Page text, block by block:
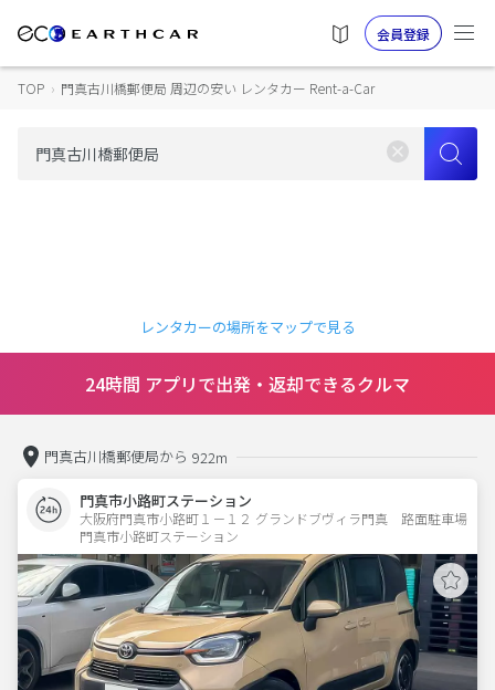
会員登録
TOP › 門真古川橋郵便局 周辺の安い レンタカー Rent-a-Car
レンタカーの場所をマップで見る
24時間 アプリで出発・返却できるクルマ
門真古川橋郵便局から 922m
門真市小路町ステーション
大阪府門真市小路町１－１２ グランドブヴィラ門真　路面駐車場
門真市小路町ステーション